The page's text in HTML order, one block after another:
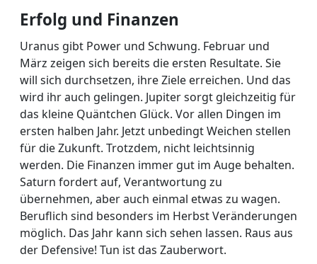
Erfolg und Finanzen
Uranus gibt Power und Schwung. Februar und
März zeigen sich bereits die ersten Resultate. Sie
will sich durchsetzen, ihre Ziele erreichen. Und das
wird ihr auch gelingen. Jupiter sorgt gleichzeitig für
das kleine Quäntchen Glück. Vor allen Dingen im
ersten halben Jahr. Jetzt unbedingt Weichen stellen
für die Zukunft. Trotzdem, nicht leichtsinnig
werden. Die Finanzen immer gut im Auge behalten.
Saturn fordert auf, Verantwortung zu
übernehmen, aber auch einmal etwas zu wagen.
Beruflich sind besonders im Herbst Veränderungen
möglich. Das Jahr kann sich sehen lassen. Raus aus
der Defensive! Tun ist das Zauberwort.